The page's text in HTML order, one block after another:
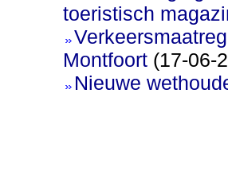
toeristisch
Montfoort(17-06-
Nieuwe